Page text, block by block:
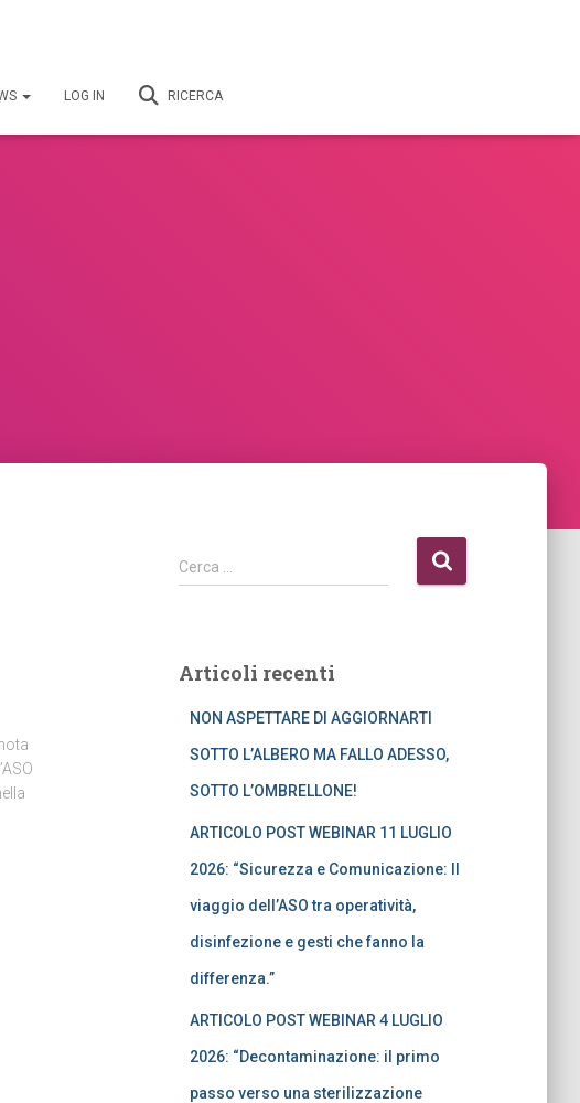
LOG IN RICERCA
R
i
c
Cerca …
Articoli recenti
NON ASPETTARE DI AGGIORNARTI
SOTTO L’ALBERO MA FALLO ADESSO,
SOTTO L’OMBRELLONE!
ARTICOLO POST WEBINAR 11 LUGLIO
2026: “Sicurezza e Comunicazione: Il
viaggio dell’ASO tra operatività,
disinfezione e gesti che fanno la
differenza.”
ARTICOLO POST WEBINAR 4 LUGLIO
2026: “Decontaminazione: il primo
passo verso una sterilizzazione